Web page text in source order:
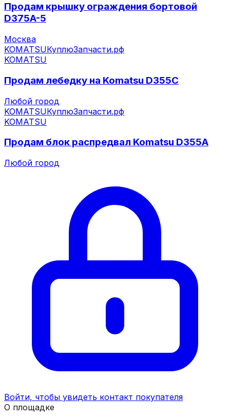
Продам крышку ограждения бортовой
D375A-5
Москва
KOMATSUКуплюЗапчасти.рф
KOMATSU
Продам лебедку на Komatsu D355C
Любой город
KOMATSUКуплюЗапчасти.рф
KOMATSU
Продам блок распредвал Komatsu D355A
Любой город
Войти, чтобы увидеть контакт покупателя
О площадке